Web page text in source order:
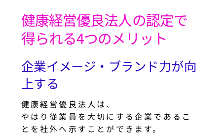
健康経営優良法人の認定で
得られる4つのメリット
企業イメージ・ブランド力が向
上する
健康経営優良法人は、
やはり従業員を大切にする企業であるこ
とを社外へ示すことができます。